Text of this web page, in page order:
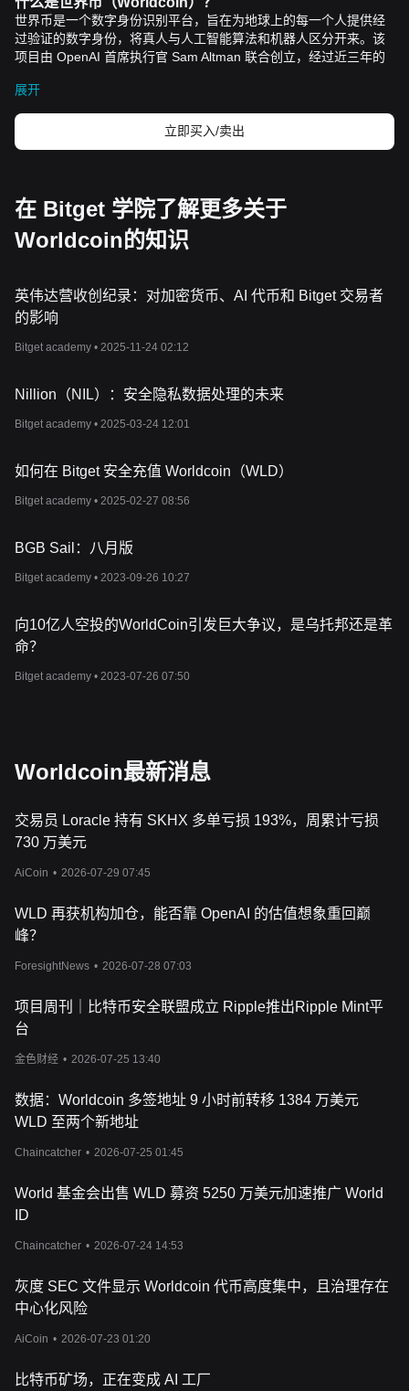
世界币是一个数字身份识别平台，旨在为地球上的每一个人提供经
过验证的数字身份，将真人与人工智能算法和机器人区分开来。该
项目由 OpenAI 首席执行官 Sam Altman 联合创立，经过近三年的
世界币旨在通过一个名为
球独一无二的数字身份。该系统利用一种名为Orb的眼部扫描设
备，通过扫描虹膜生成一个独一无二的识别码来验证个人的
明”（proof-of-personhood），这一过程既安全又能保护隐私。该数
景。
资源
官方文件： https://whitepaper.worldcoin.org/
世界币生态系统由三个相辅相成的部分组成：World ID、World App
和WLD
虹膜扫描技术会生成一个独一无二的识别码，该识别码与任何个人
创建 World ID 后，用户可以访问World App ，该应用程序是
ID的存储库，也是访问大量去中心化金融应用程序的通途。该应用
程序也是一个加密货币钱包，可促进使用
活力和包容性的金融生态系统。
什么是WLD 代币？
链平台的互操作性。这种代币不仅能促进世界币网络内的交易，还
统的未来。
加密货币。其分配策略包括为Orb验证过的个人提供免费的WLD
代币，旨在促进社区参与和金融普惠性。此外，代币的治理属性确
世界币对金融的影响
此外，该项目还希望通过将人类与人工智能生成的机器人区分开
的挑战，世界币有望彻底改变金融行业，促进数字时代的包容性和
创新性。
在加密货币市场的动态景观中，像世界币这样的创新数字资产的价
独特的方式建立了一种去中心化的数字身份，因而备受关注。世界
币（
字金融领域的广泛采用和包容性。
作用。作为一个由OpenAI首席执行官Sam Altman共同创建的项
目，它在加密货币社区享有更高的可信度和期待值。此外，世界币
影响其市场价格。投资者和加
此外，在分析世界币的价格轨迹时，不能忽视更广泛的市场趋势和
经济因素。与其他加密货币一样，世界币代币也会受到全球经济事
币不断扩大其网络并促进合作伙伴关系，与去中心化应用程序
励潜在投资者进行全面研究和分析，将该项目的数字身份认证创新
方法及其对区块链技术领域的潜在影响考虑在内。
展开
立即买入/卖出
在 Bitget 学院了解更多关于
Worldcoin的知识
英伟达营收创纪录：对加密货币、AI 代币和 Bitget 交易者
的影响
Bitget academy • 2025-11-24 02:12
Nillion（NIL）：安全隐私数据处理的未来
Bitget academy • 2025-03-24 12:01
如何在 Bitget 安全充值 Worldcoin（WLD）
Bitget academy • 2025-02-27 08:56
BGB Sail：八月版
Bitget academy • 2023-09-26 10:27
向10亿人空投的WorldCoin引发巨大争议，是乌托邦还是革
命？
Bitget academy • 2023-07-26 07:50
Worldcoin最新消息
交易员 Loracle 持有 SKHX 多单亏损 193%，周累计亏损
730 万美元
AiCoin • 2026-07-29 07:45
WLD 再获机构加仓，能否靠 OpenAI 的估值想象重回巅
峰？
ForesightNews • 2026-07-28 07:03
项目周刊｜比特币安全联盟成立 Ripple推出Ripple Mint平
台
金色财经 • 2026-07-25 13:40
数据：Worldcoin 多签地址 9 小时前转移 1384 万美元
WLD 至两个新地址
Chaincatcher • 2026-07-25 01:45
World 基金会出售 WLD 募资 5250 万美元加速推广 World
ID
Chaincatcher • 2026-07-24 14:53
灰度 SEC 文件显示 Worldcoin 代币高度集中，且治理存在
中心化风险
AiCoin • 2026-07-23 01:20
比特币矿场，正在变成 AI 工厂